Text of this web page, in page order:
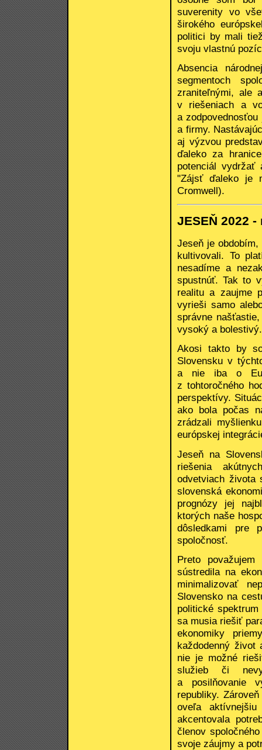
suverenity vo
širokého
politici by mali
svoju vlastnú
Absencia
segmentoch
zraniteľnými, ale
v riešeniach a
a
a firmy.
aj výzvou
ďaleko za
potenciál vydržať
"Zájsť ďaleko je
Cromwell).
JESEŇ 2022
Jeseň je
kultivovali. To
nesadíme a
spustnúť. Tak to
realitu a zaujme
vyrieši samo
správne
vysoký a bolestivý.
Akosi takto by
Slovensku v
a nie iba o
z tohtoročného
perspektívy.
ako bola počas
zrádzali
európskej
Jeseň na
riešenia
odvetviach života
slovenská
prognózy jej
ktorých naše
dôsledkami pre
spoločnosť.
Preto
sústredila na
minimalizovať
Slovensko na
politické
sa musia riešiť
ekonomiky
každodenný život
nie je možné
služieb či
a posilňovanie
republiky.
oveľa
akcentovala
členov
svoje záujmy a